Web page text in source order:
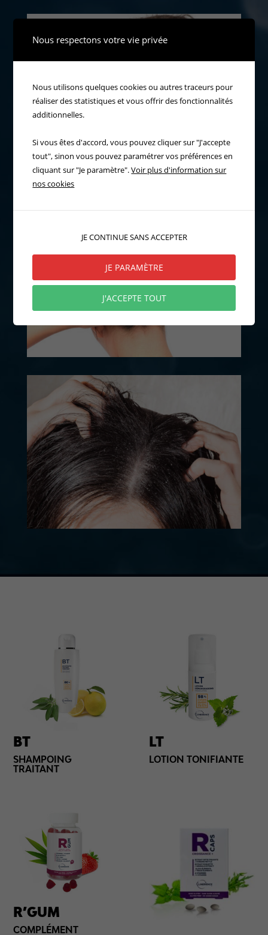
BT
SHAMPOING
TRAITANT
LT
LOTION TONIFIANTE
R’GUM
COMPLÉMENT
Nous respectons votre vie privée
Nous utilisons quelques cookies ou autres traceurs pour
réaliser des statistiques et vous offrir des fonctionnalités
additionnelles.
Si vous êtes d'accord, vous pouvez cliquer sur "J'accepte
tout", sinon vous pouvez paramétrer vos préférences en
cliquant sur "Je paramètre".Voir plus d'information sur
nos cookies
JE PARAMÈTRE
JE CONTINUE SANS ACCEPTER
J'ACCEPTE TOUT